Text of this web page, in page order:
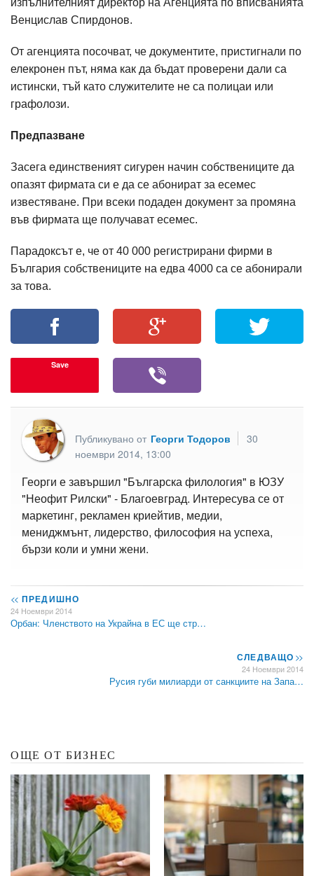
изпълнителният директор на Агенцията по вписванията
Венцислав Спирдонов.
От агенцията посочват, че документите, пристигнали по
елекронен път, няма как да бъдат проверени дали са
истински, тъй като служителите не са полицаи или
графолози.
Предпазване
Засега единственият сигурен начин собствениците да
опазят фирмата си е да се абонират за есемес
известяване. При всеки подаден документ за промяна
във фирмата ще получават есемес.
Парадоксът е, че от 40 000 регистрирани фирми в
България собствениците на едва 4000 са се абонирали
за това.
Save
Публикувано от Георги Тодоров
30
ноември 2014, 13:00
Георги е завършил "Българска филология" в ЮЗУ
"Неофит Рилски" - Благоевград. Интересува се от
маркетинг, рекламен криейтив, медии,
мениджмънт, лидерство, философия на успеха,
бързи коли и умни жени.
<< ПРЕДИШНО
24 Ноември 2014
Орбан: Членството на Украйна в ЕС ще стр…
СЛЕДВАЩО>>
24 Ноември 2014
Русия губи милиарди от санкциите на Запа…
ОЩЕ ОТ БИЗНЕС